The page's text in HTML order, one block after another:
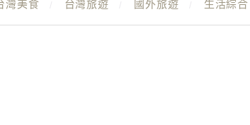
灣美食 台灣旅遊 國外旅遊 生活綜合